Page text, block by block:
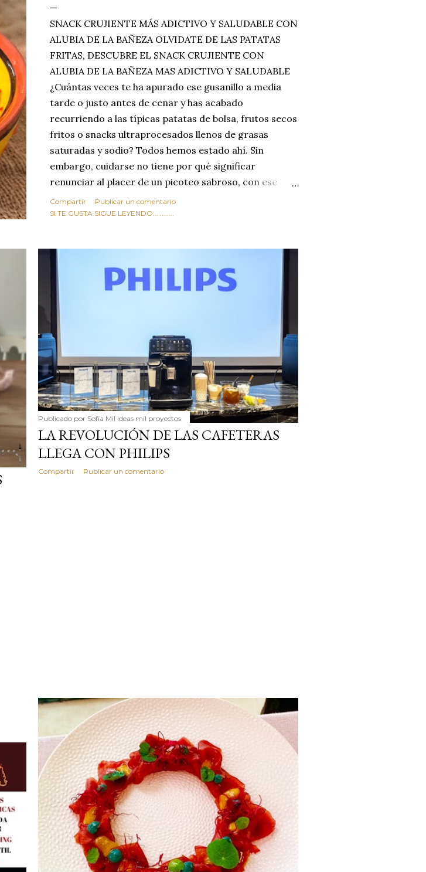
SNACK CRUJIENTE MÁS ADICTIVO Y SALUDABLE CON
ALUBIA DE LA BAÑEZA OLVIDATE DE LAS PATATAS
FRITAS, DESCUBRE EL SNACK CRUJIENTE CON
ALUBIA DE LA BAÑEZA MAS ADICTIVO Y SALUDABLE
¿Cuántas veces te ha apurado ese gusanillo a media
tarde o justo antes de cenar y has acabado
recurriendo a las típicas patatas de bolsa, frutos secos
fritos o snacks ultraprocesados llenos de grasas
saturadas y sodio? Todos hemos estado ahí. Sin
embargo, cuidarse no tiene por qué significar
renunciar al placer de un picoteo sabroso, con ese
toque tostado y crujiente que tanto nos satisface.
Estas alubias crujientes al horno van a cambiar por
tradicionales y copiosos de invierno. Con esta receta
simple pero revolucionaria, transformaremos un
ingrediente tan humilde como la alubia de La Bañeza
en un snack ligero, dorado, cargado de proteína y
100% natural. Es el sustituto perfecto a los frutos se...
Compartir
Publicar un comentario
SI TE GUSTA SIGUE LEYENDO............
Publicado por Sofía Mil ideas mil proyectos
LA REVOLUCIÓN DE LAS CAFETERAS
LLEGA CON PHILIPS
Compartir Publicar un comentario